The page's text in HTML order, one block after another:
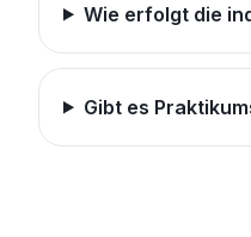
Wie erfolgt die
Gibt es